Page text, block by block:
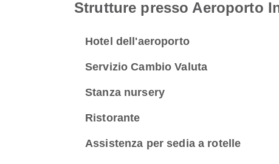
Strutture presso Aeroporto
Hotel dell'aeroporto
Servizio Cambio Valuta
Stanza nursery
Ristorante
Assistenza per sedia a rotelle